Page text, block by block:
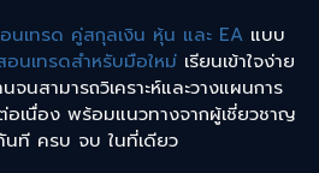
นเทรด คู่สกุลเงิน หุ้น และ EA แบบ
นเทรดสำหรับมือใหม่ เรียนเข้าใจง่าย
นสามารถวิเคราะห์และวางแผนการ
เนื่อง พร้อมแนวทางจากผู้เชี่ยวชาญ
นที ครบ จบ ในที่เดียว